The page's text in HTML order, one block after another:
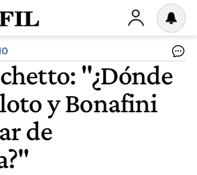
"¿Dónde
y Bonafini
de